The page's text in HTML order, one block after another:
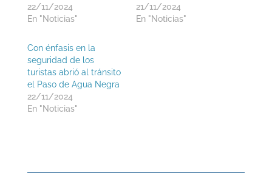
22/11/2024
En "Noticias"
21/11/2024
En "Noticias"
Con énfasis en la
seguridad de los
turistas abrió al tránsito
el Paso de Agua Negra
22/11/2024
En "Noticias"